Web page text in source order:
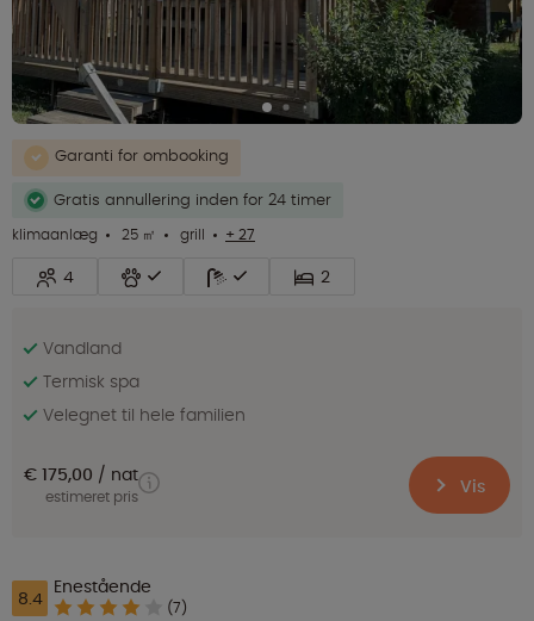
Garanti for ombooking
Gratis annullering inden for 24 timer
klimaanlæg
25 ㎡ grill + 27
4 2
Vandland
Termisk spa
Velegnet til hele familien
€ 175,00 nat
estimeret pris Vis
8.4 Enestående
(7)